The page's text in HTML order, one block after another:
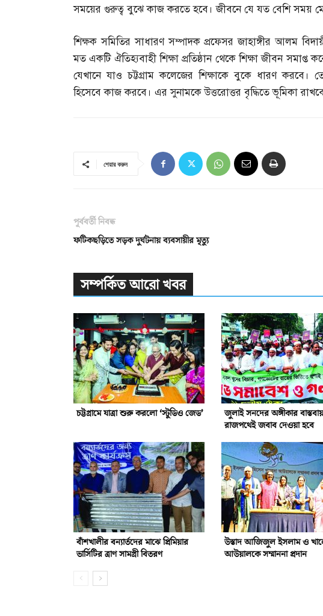
সময়ের গুরুত্ব বুঝে কাজ করতে হবে। জীবনে যে যত বেশি সময়
শিক্ষক সমিতির সাধারণ সম্পাদক প্রফেসর জাহাঙ্গীর আলম
মত একটি ঐতিহ্যবাহী শিক্ষা প্রতিষ্ঠান থেকে শিক্ষা জীবন
যেখানে যাও চট্টগ্রাম কলেজের শিক্ষাকে বুকে ধারণ করবে।
হিসেবে কাজ করবে। এর সুনামকে উত্তরোত্তর বৃদ্ধিতে ভূমিকা রাখবে।
শেয়ার করুন
পূর্ববর্তী নিবন্ধ
ফটিকছড়িতে সড়ক দুর্ঘটনায় ব্যবসায়ীর মৃত্যু
সম্পর্কিত আরো খবর
চট্টগ্রামে যাত্রা শুরু করলো ‘স্টুডিও জেড’
জুলাই সনদের অঙ্গীকার
রাজপথেই জবাব দেওয়া হবে
বাঁশখালীর বন্যার্তদের মাঝে প্রিমিয়ার
ভার্সিটির ত্রাণ সামগ্রী বিতরণ
উস্তাদ আজিজুল ইসলাম ও
আউয়ালকে সম্মাননা প্রদান